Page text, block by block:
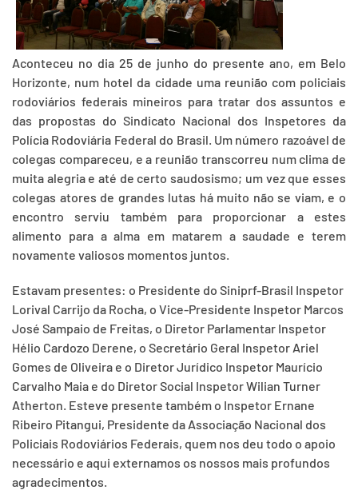
Aconteceu no dia 25 de junho do presente ano, em Belo
Horizonte, num hotel da cidade uma reunião com policiais
rodoviários federais mineiros para tratar dos assuntos e
das propostas do Sindicato Nacional dos Inspetores da
Polícia Rodoviária Federal do Brasil. Um número razoável de
colegas compareceu, e a reunião transcorreu num clima de
muita alegria e até de certo saudosismo; um vez que esses
colegas atores de grandes lutas há muito não se viam, e o
encontro serviu também para proporcionar a estes
alimento para a alma em matarem a saudade e terem
novamente valiosos momentos juntos.
Estavam presentes: o Presidente do Siniprf-Brasil Inspetor
Lorival Carrijo da Rocha, o Vice-Presidente Inspetor Marcos
José Sampaio de Freitas, o Diretor Parlamentar Inspetor
Hélio Cardozo Derene, o Secretário Geral Inspetor Ariel
Gomes de Oliveira e o Diretor Jurídico Inspetor Maurício
Carvalho Maia e do Diretor Social Inspetor Wilian Turner
Atherton. Esteve presente também o Inspetor Ernane
Ribeiro Pitangui, Presidente da Associação Nacional dos
Policiais Rodoviários Federais, quem nos deu todo o apoio
necessário e aqui externamos os nossos mais profundos
agradecimentos.